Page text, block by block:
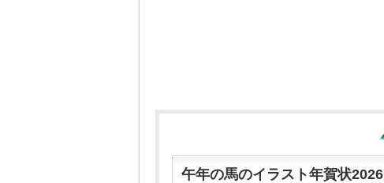
午年の馬のイラスト年賀状2026